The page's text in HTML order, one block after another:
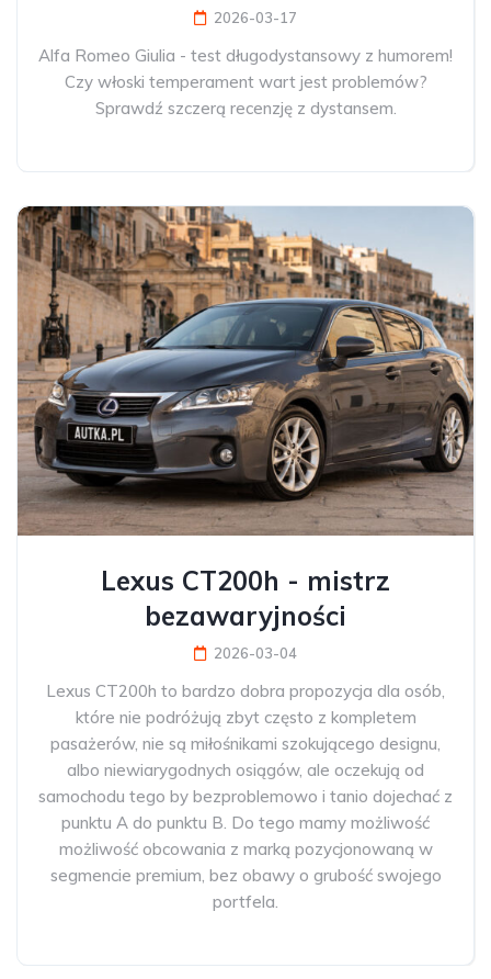
2026-03-17
Alfa Romeo Giulia - test długodystansowy z humorem!
Czy włoski temperament wart jest problemów?
Sprawdź szczerą recenzję z dystansem.
Lexus CT200h - mistrz
bezawaryjności
2026-03-04
Lexus CT200h to bardzo dobra propozycja dla osób,
które nie podróżują zbyt często z kompletem
pasażerów, nie są miłośnikami szokującego designu,
albo niewiarygodnych osiągów, ale oczekują od
samochodu tego by bezproblemowo i tanio dojechać z
punktu A do punktu B. Do tego mamy możliwość
możliwość obcowania z marką pozycjonowaną w
segmencie premium, bez obawy o grubość swojego
portfela.